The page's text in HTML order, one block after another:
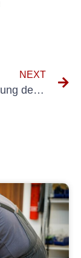
NEXT
Die Bedeutung der BGV A3-Prüfung zur Unfallverhütung mit EDV-Geräten